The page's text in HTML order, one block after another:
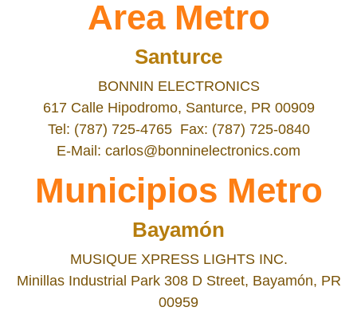
Area Metro
Santurce
BONNIN ELECTRONICS
617 Calle Hipodromo, Santurce, PR 00909
Tel: (787) 725-4765 Fax: (787) 725-0840
E-Mail: carlos@bonninelectronics.com
Municipios Metro
Bayamón
MUSIQUE XPRESS LIGHTS INC.
Minillas Industrial Park 308 D Street, Bayamón, PR
00959